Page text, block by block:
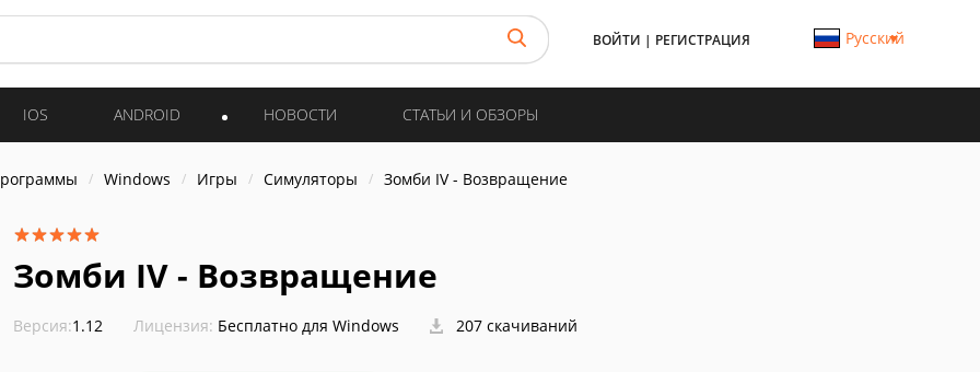
ВОЙТИ | РЕГИСТРАЦИЯ Русский
IOS ANDROID НОВОСТИ СТАТЬИ И ОБЗОРЫ
Windows Игры Симуляторы Зомби IV - Возвращение
Зомби IV - Возвращение
Версия:1.12 Лицензия: Бесплатно для Windows 207 скачиваний